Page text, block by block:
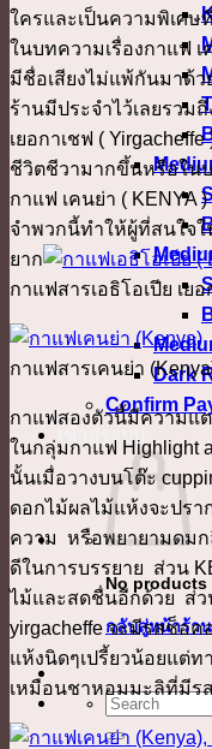
Dark
Confirm
No products
กลับสู่หน้าร้า
ค้นหา:
ใครและเป็นความพิเศษ
ในบทความเรื่องกาแฟ
มีชื่อเสียงไม่แพ้กันมาด้ว
ร้านมีประจำไว้เลยรวม
เยอกาเชฟ (
ชีวิตชีวามากขึ้นหรือใน
กาแฟ เคนย่า ( KENYA
จำพวกนี้ทำให้ผู้ที่สนใจ
ยาก
กาแฟสารเอธิโอเปีย เย
กาแฟสารเคนย่า
กาแฟสองตัวนี้มีความแ
ในกลุ่มกาแฟ Highlight
นั้นเมื่อวางบนโต๊ะ
ดอกไม้ผลไม้แห้งจะปร
ความ หรือพยายามดม
ดีในการบรรยาย ส่วน
ไม้และสดชื่นอีกด้วย ส่ว
yirgacheffe จะมีรสช็อค
แห้งนิดๆเปรี้ยวน้อยแต่
เหมือนชาหอมมะลิที่มี